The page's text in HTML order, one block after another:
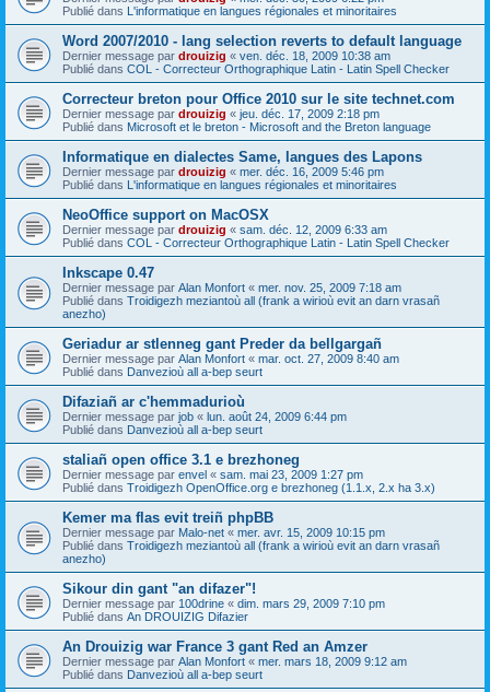
Publié dans L'informatique en langues régionales et minoritaires
Word 2007/2010 - lang selection reverts to default language
Dernier message par drouizig « ven. déc. 18, 2009 10:38 am
Publié dans COL - Correcteur Orthographique Latin - Latin Spell Checker
Correcteur breton pour Office 2010 sur le site technet.com
Dernier message par drouizig « jeu. déc. 17, 2009 2:18 pm
Publié dans Microsoft et le breton - Microsoft and the Breton language
Informatique en dialectes Same, langues des Lapons
Dernier message par drouizig « mer. déc. 16, 2009 5:46 pm
Publié dans L'informatique en langues régionales et minoritaires
NeoOffice support on MacOSX
Dernier message par drouizig « sam. déc. 12, 2009 6:33 am
Publié dans COL - Correcteur Orthographique Latin - Latin Spell Checker
Inkscape 0.47
Dernier message par Alan Monfort « mer. nov. 25, 2009 7:18 am
Publié dans Troidigezh meziantoù all (frank a wirioù evit an darn vrasañ
anezho)
Geriadur ar stlenneg gant Preder da bellgargañ
Dernier message par Alan Monfort « mar. oct. 27, 2009 8:40 am
Publié dans Danvezioù all a-bep seurt
Difaziañ ar c'hemmadurioù
Dernier message par job « lun. août 24, 2009 6:44 pm
Publié dans Danvezioù all a-bep seurt
staliañ open office 3.1 e brezhoneg
Dernier message par envel « sam. mai 23, 2009 1:27 pm
Publié dans Troidigezh OpenOffice.org e brezhoneg (1.1.x, 2.x ha 3.x)
Kemer ma flas evit treiñ phpBB
Dernier message par Malo-net « mer. avr. 15, 2009 10:15 pm
Publié dans Troidigezh meziantoù all (frank a wirioù evit an darn vrasañ
anezho)
Sikour din gant "an difazer"!
Dernier message par 100drine « dim. mars 29, 2009 7:10 pm
Publié dans An DROUIZIG Difazier
An Drouizig war France 3 gant Red an Amzer
Dernier message par Alan Monfort « mer. mars 18, 2009 9:12 am
Publié dans Danvezioù all a-bep seurt